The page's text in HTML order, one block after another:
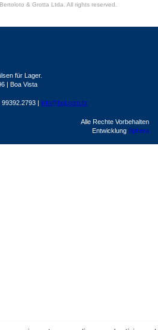
& Grotta Ltda. All rights reserved.
für Lager.
| Boa Vista
| info@bgl.com.br
Alle Rechte Vorbehalten
Entwicklung Sphera